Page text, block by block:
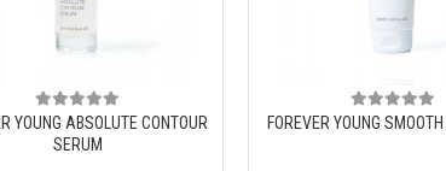
YOUNG ABSOLUTE CONTOUR
SERUM
FOREVER YOUNG